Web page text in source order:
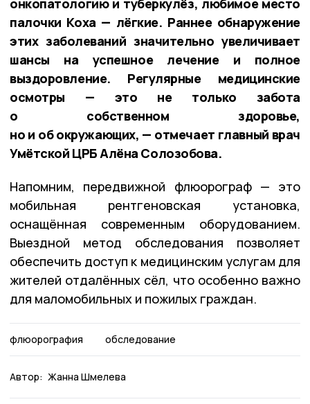
онкопатологию и туберкулёз, любимое место
палочки Коха — лёгкие. Раннее обнаружение
этих заболеваний значительно увеличивает
шансы на успешное лечение и полное
выздоровление. Регулярные медицинские
осмотры — это не только забота
о собственном здоровье,
но и об окружающих, — отмечает главный врач
Умётской ЦРБ Алёна Солозобова.
Напомним, передвижной флюорограф — это
мобильная рентгеновская установка,
оснащённая современным оборудованием.
Выездной метод обследования позволяет
обеспечить доступ к медицинским услугам для
жителей отдалённых сёл, что особенно важно
для маломобильных и пожилых граждан.
флюорография обследование
Автор: Жанна Шмелева